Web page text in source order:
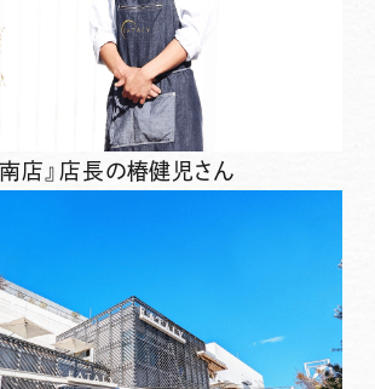
南店』店長の椿健児さん